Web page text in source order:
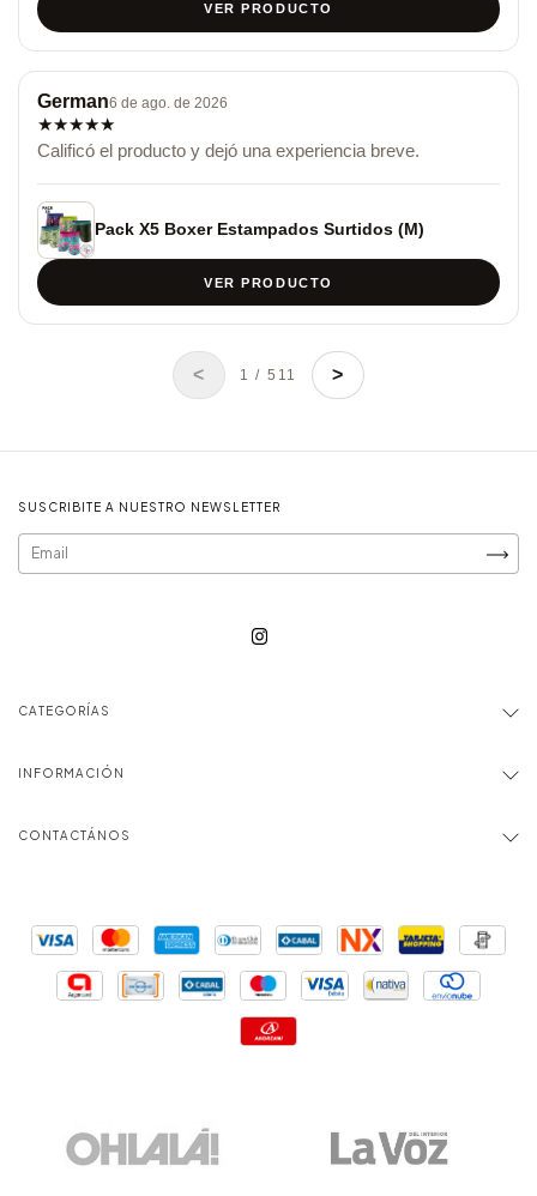
VER PRODUCTO
German6 de ago. de 2026
★★★★★
Calificó el producto y dejó una experiencia breve.
Pack X5 Boxer Estampados Surtidos (M)
VER PRODUCTO
< 1 / 511 >
SUSCRIBITE A NUESTRO NEWSLETTER
CATEGORÍAS
INFORMACIÓN
CONTACTÁNOS